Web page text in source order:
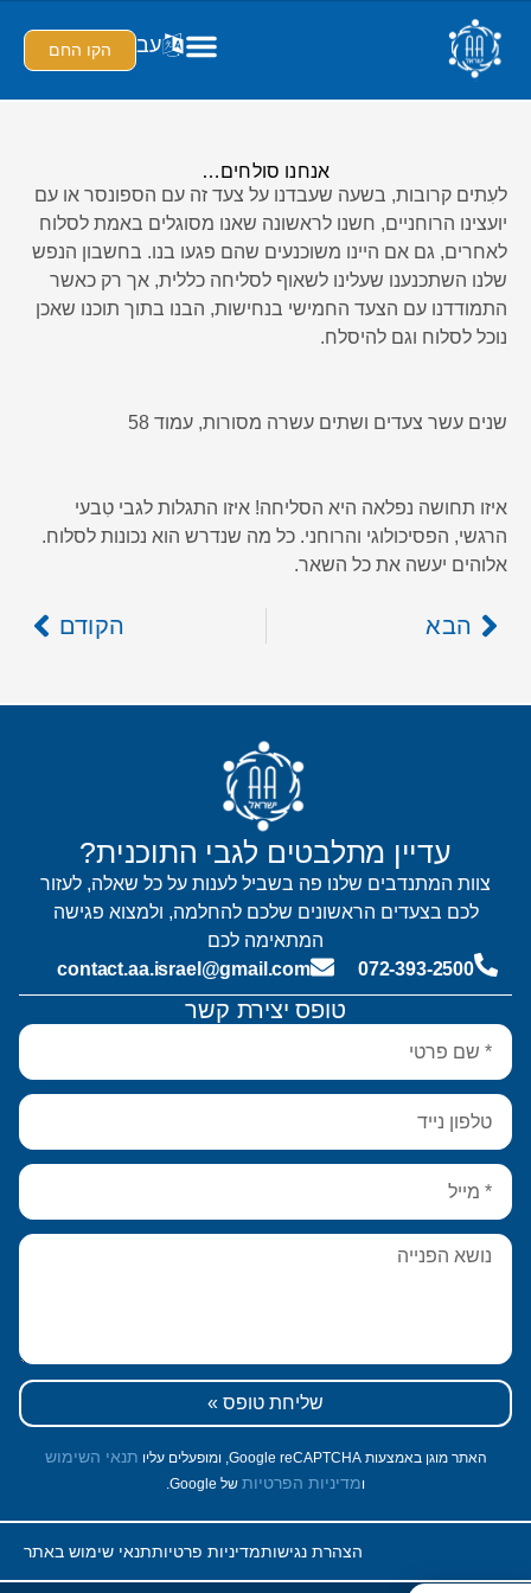
הקו החם עב
אנחנו סולחים…
לעִתים קרובות, בשעה שעבדנו על צעד זה עם הספונסר או עם
יועצינו הרוחניים, חשנו לראשונה שאנו מסוגלים באמת לסלוח
לאחרים, גם אם היינו משוכנעים שהם פגעו בנו. בחשבון הנפש
שלנו השתכנענו שעלינו לשאוף לסליחה כללית, אך רק כאשר
התמודדנו עם הצעד החמישי בנחישות, הבנו בתוך תוכנו שאכן
נוכל לסלוח וגם להיסלח.
שנים עשר צעדים ושתים עשרה מסורות, עמוד 58
איזו תחושה נפלאה היא הסליחה! איזו התגלות לגבי טִבעי
הרגשי, הפסיכולוגי והרוחני. כל מה שנדרש הוא נכונות לסלוח.
אלוהים יעשה את כל השאר.
הבא הקודם
טופס יצירת קשר
שליחת טופס »
האתר מוגן באמצעות Google reCAPTCHA, ומופעלים עליו תנאי השימוש
ומדיניות הפרטיות של Google.
עדיין מתלבטים לגבי התוכנית?
צוות המתנדבים שלנו פה בשביל לענות על כל שאלה, לעזור
לכם בצעדים הראשונים שלכם להחלמה, ולמצוא פגישה
המתאימה לכם
072-393-2500
contact.aa.israel@gmail.com
תנאי שימוש באתרמדיניות פרטיותהצהרת נגישות